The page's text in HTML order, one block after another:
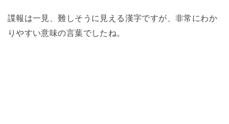
諜報は一見、難しそうに見える漢字ですが、非常にわか
りやすい意味の言葉でしたね。